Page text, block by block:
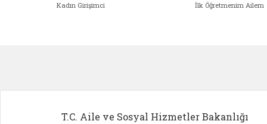
Kadın Girişimci İlk Öğretmenim Ailem
T.C. Aile ve Sosyal Hizmetler Bakanlığı